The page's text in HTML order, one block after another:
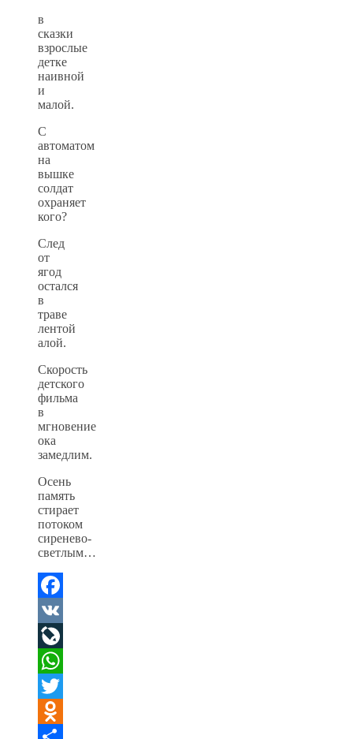
в
сказки
взрослые
детке
наивной
и
малой.
С
автоматом
на
вышке
солдат
охраняет
кого?
След
от
ягод
остался
в
траве
лентой
алой.
Скорость
детского
фильма
в
мгновение
ока
замедлим.
Осень
память
стирает
потоком
сиренево-
светлым…
Facebook
VK
LiveJournal
WhatsApp
Twitter
Odnoklassniki